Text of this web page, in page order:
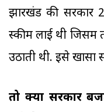
झारखंड की सरकार
स्कीम लाई थी जिसमें
उठाती थी. इसे खासा
तो क्या सरकार